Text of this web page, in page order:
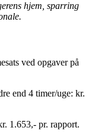
hjem, sparring
ved opgaver på
end 4 timer/uge: kr.
1.653,- pr. rapport.